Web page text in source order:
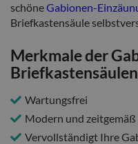
schöneGabionen-
Briefkastensäule
Merkmale der
Briefkastensäulen
Wartungsfrei
Modern und zeitgemäß
Vervollständigt Ihre